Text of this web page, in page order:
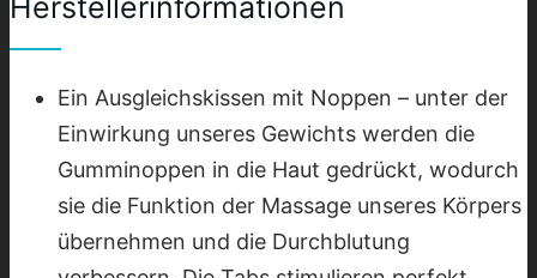
Ein Ausgleichskissen mit Noppen – unter der
Einwirkung unseres Gewichts werden die
Gumminoppen in die Haut gedrückt, wodurch
sie die Funktion der Massage unseres Körpers
übernehmen und die Durchblutung